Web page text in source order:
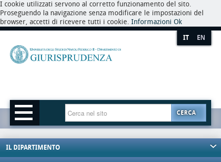
I cookie utilizzati servono al corretto funzionamento del sito.
Proseguendo la navigazione senza modificare le impostazioni del
browser, accetti di ricevere tutti i cookie. Informazioni Ok
IT EN
CERCA
IL DIPARTIMENTO